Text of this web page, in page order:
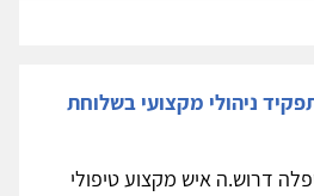
ניהולי מקצועי בשלוחת
דרוש.ה איש מקצוע טיפולי